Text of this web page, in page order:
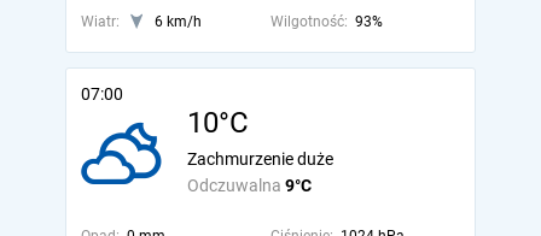
Wiatr:
6 km/h Wilgotność: 93%
07:00
10°C
Odczuwalna 9°C
Zachmurzenie duże